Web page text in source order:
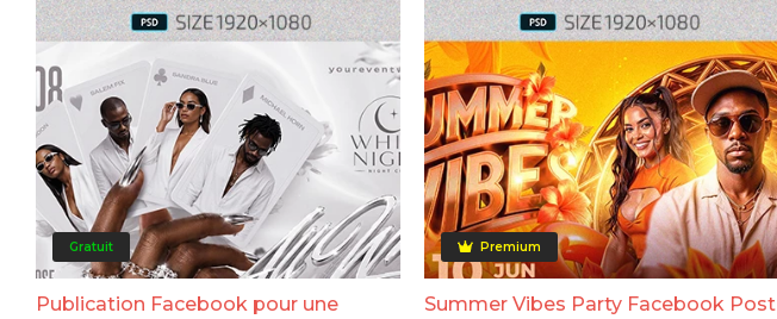
Gratuit
Publication Facebook pour une
Premium
Summer Vibes Party Facebook Post